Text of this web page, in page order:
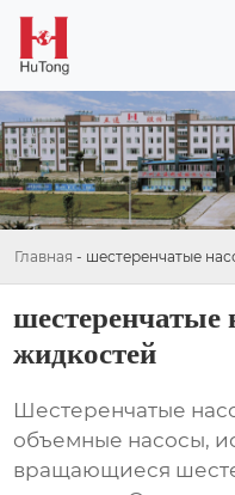
Главная - шестеренчатые
шестеренчатые
жидкостей
Шестеренчатые
объемные насосы,
вращающиеся